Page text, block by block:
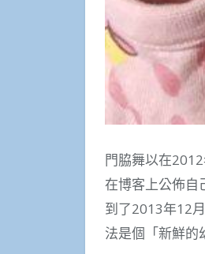
門脇舞以在
在博客上公佈自
到了2013年12
法是個「新鮮的